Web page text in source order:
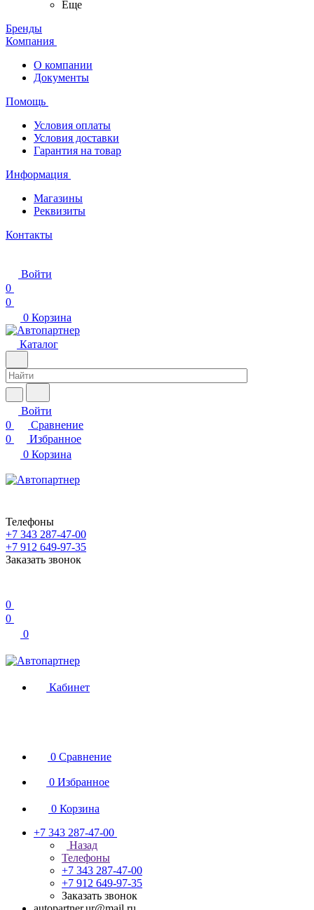
Еще
Бренды
Компания
О компании
Документы
Помощь
Условия оплаты
Условия доставки
Гарантия на товар
Информация
Магазины
Реквизиты
Контакты
Войти
0
0
0 Корзина
Каталог
Войти
0
Сравнение
0
Избранное
0 Корзина
Телефоны
+7 343 287-47-00
+7 912 649-97-35
Заказать звонок
0
0
0
Кабинет
0 Сравнение
0 Избранное
0 Корзина
+7 343 287-47-00
Назад
Телефоны
+7 343 287-47-00
+7 912 649-97-35
Заказать звонок